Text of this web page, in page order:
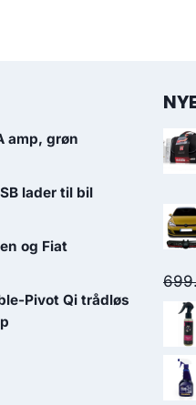
amp, grøn
lader til bil
og Fiat
Pivot Qi trådløs